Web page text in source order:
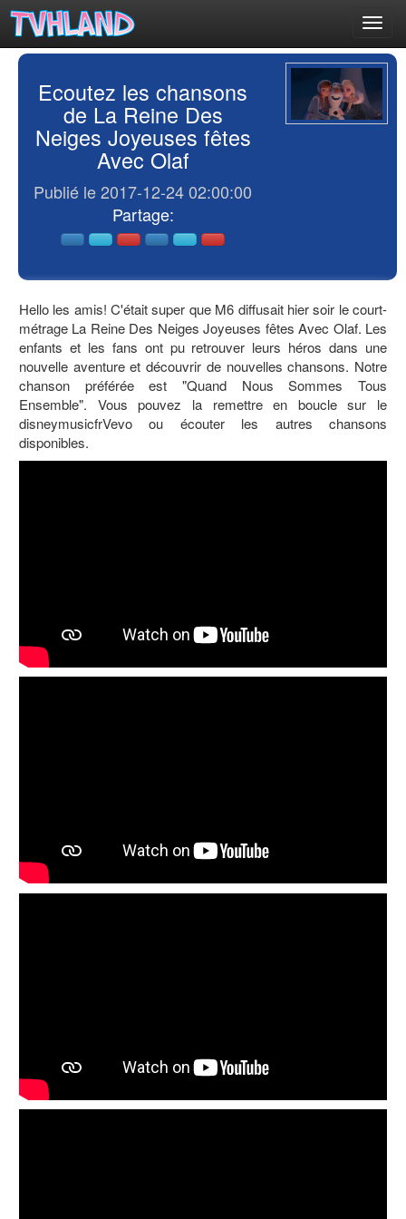
Ecoutez les chansons
de La Reine Des
Neiges Joyeuses fêtes
Avec Olaf
Publié le 2017-12-24 02:00:00
Partage:
Hello les amis! C'était super que M6 diffusait hier soir le court-
métrage La Reine Des Neiges Joyeuses fêtes Avec Olaf. Les
enfants et les fans ont pu retrouver leurs héros dans une
nouvelle aventure et découvrir de nouvelles chansons. Notre
chanson préférée est "Quand Nous Sommes Tous
Ensemble". Vous pouvez la remettre en boucle sur le
disneymusicfrVevo ou écouter les autres chansons
disponibles.